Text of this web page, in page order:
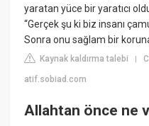
yaratan yüce bir yaratıcı
“Gerçek şu ki biz insanı
Sonra onu sağlam bir
Kaynak kaldırma talebi |
atif.sobiad.com
Allahtan önce ne